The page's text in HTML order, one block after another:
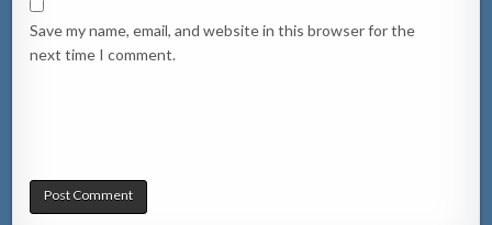
Save my name, email, and website in this browser for the
next time I comment.